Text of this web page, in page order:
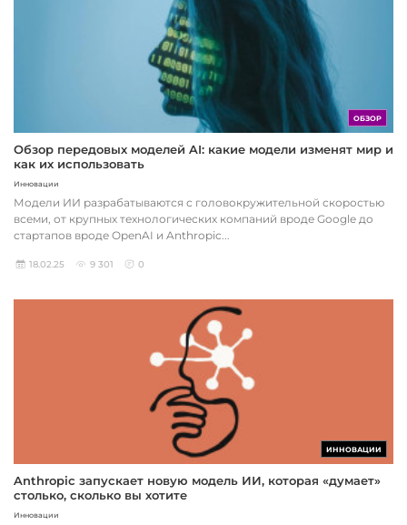
ОБЗОР
Обзор передовых моделей AI: какие модели изменят мир и
как их использовать
Инновации
Модели ИИ разрабатываются с головокружительной скоростью
всеми, от крупных технологических компаний вроде Google до
стартапов вроде OpenAI и Anthropic...
18.02.25 9 301 0
ИННОВАЦИИ
Anthropic запускает новую модель ИИ, которая «думает»
столько, сколько вы хотите
Инновации